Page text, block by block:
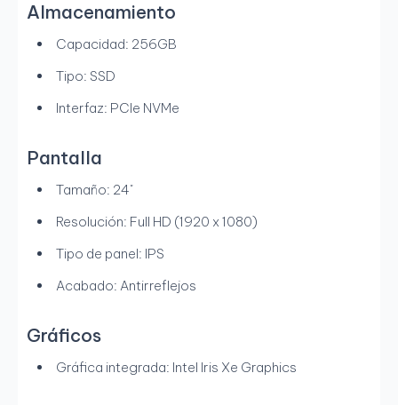
Almacenamiento
Capacidad: 256GB
Tipo: SSD
Interfaz: PCIe NVMe
Pantalla
Tamaño: 24"
Resolución: Full HD (1920 x 1080)
Tipo de panel: IPS
Acabado: Antirreflejos
Gráficos
Gráfica integrada: Intel Iris Xe Graphics